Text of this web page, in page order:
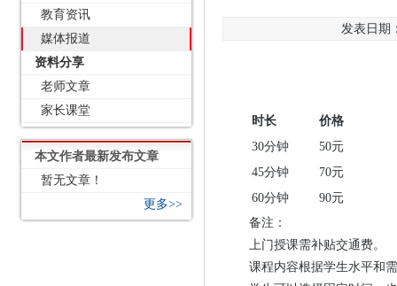
教育资讯
媒体报道
资料分享
老师文章
家长课堂
本文作者最新发布文章
暂无文章！
更多>>
发表日期
时长
价格
30分钟
50元
45分钟
70元
60分钟
90元
备注：
上门授课需补贴交通费。
课程内容根据学生水平和